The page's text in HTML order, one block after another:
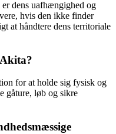
dens uafhængighed og
hvis den ikke finder
at håndtere dens territoriale
for at holde sig fysisk og
gåture, løb og sikre